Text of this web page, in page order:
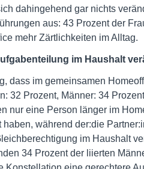
dahingehend gar nichts
aus: 43 Prozent der
mehr Zärtlichkeiten im Alltag.
im Haushalt
dass im gemeinsamen
32 Prozent, Männer: 34
nur eine Person länger im
während der:die
im Haushalt
34 Prozent der liierten